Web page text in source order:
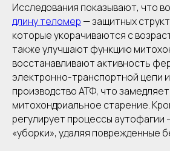
Исследования показывают, что
длину теломер — защитных
которые укорачиваются с
также улучшают функцию
восстанавливают активность
электронно-транспортной цепи
производство АТФ, что замедляет
митохондриальное старение.
регулирует процессы аутофагии
«уборки», удаляя поврежденные